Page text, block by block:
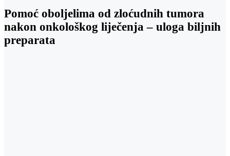
Pomoć oboljelima od zloćudnih tumora
nakon onkološkog liječenja – uloga biljnih
preparata